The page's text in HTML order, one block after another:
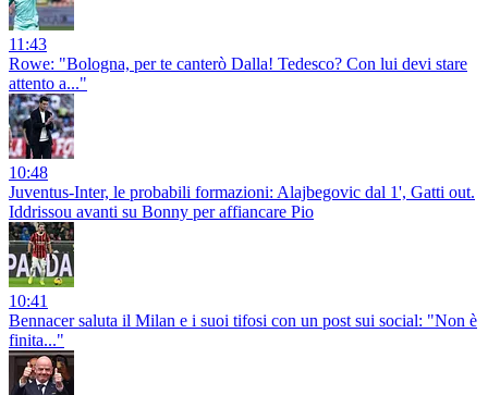
11:43
Rowe: "Bologna, per te canterò Dalla! Tedesco? Con lui devi stare
attento a..."
10:48
Juventus-Inter, le probabili formazioni: Alajbegovic dal 1', Gatti out.
Iddrissou avanti su Bonny per affiancare Pio
10:41
Bennacer saluta il Milan e i suoi tifosi con un post sui social: "Non è
finita..."